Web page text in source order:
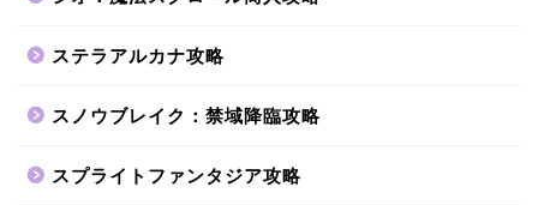
ステラアルカナ攻略
スノウブレイク：禁域降臨攻略
スプライトファンタジア攻略